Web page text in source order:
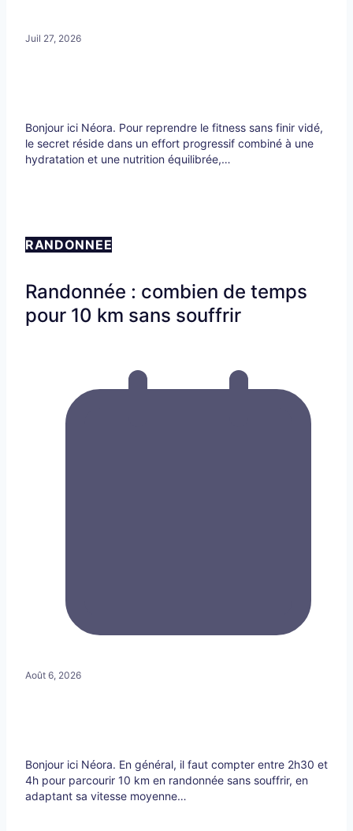
Juil 27, 2026
Bonjour ici Néora. Pour reprendre le fitness sans finir vidé,
le secret réside dans un effort progressif combiné à une
hydratation et une nutrition équilibrée,…
RANDONNEE
Randonnée : combien de temps
pour 10 km sans souffrir
Août 6, 2026
Bonjour ici Néora. En général, il faut compter entre 2h30 et
4h pour parcourir 10 km en randonnée sans souffrir, en
adaptant sa vitesse moyenne…